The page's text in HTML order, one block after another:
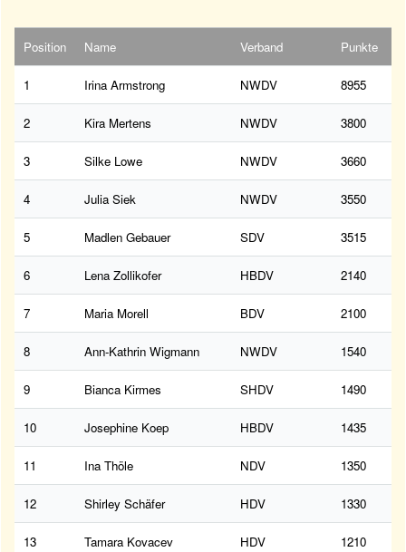
Position Name Verband Punkte
1 Irina Armstrong NWDV 8955
2 Kira Mertens NWDV 3800
3 Silke Lowe NWDV 3660
4 Julia Siek NWDV 3550
5 Madlen Gebauer SDV 3515
6 Lena Zollikofer HBDV 2140
7 Maria Morell BDV 2100
8 Ann-Kathrin Wigmann NWDV 1540
9 Bianca Kirmes SHDV 1490
10 Josephine Koep HBDV 1435
11 Ina Thöle NDV 1350
12 Shirley Schäfer HDV 1330
13 Tamara Kovacev HDV 1210